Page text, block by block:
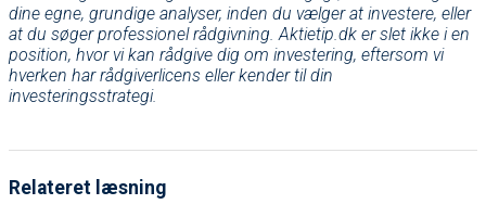
dine egne, grundige analyser, inden du vælger at investere, eller
at du søger professionel rådgivning. Aktietip.dk er slet ikke i en
position, hvor vi kan rådgive dig om investering, eftersom vi
hverken har rådgiverlicens eller kender til din
investeringsstrategi.
Relateret læsning